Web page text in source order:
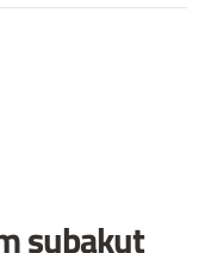
subakut